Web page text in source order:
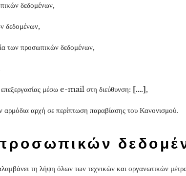
δεδομένων,
δεδομένων,
των προσωπικών δεδομένων,
μέσω e-mail στη διεύθυνση: [….],
αρχή σε περίπτωση παραβίασης του Κανονισμού.
τη λήψη όλων των τεχνικών και οργανωτικών